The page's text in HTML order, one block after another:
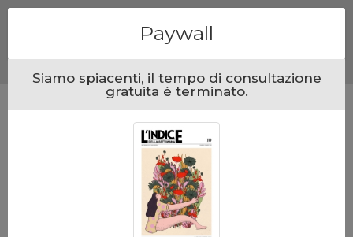
Paywall
Siamo spiacenti, il tempo di consultazione
gratuita è terminato.